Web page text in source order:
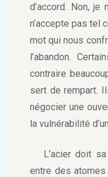
d’accord. Non,
n’accepte pas tel
mot qui nous
l’abandon.
contraire
sert de rempart.
négocier une
la vulnérabilité
L’acier doit sa
entre des